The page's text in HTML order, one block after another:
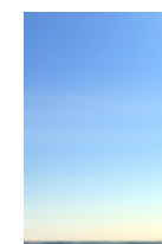
recours